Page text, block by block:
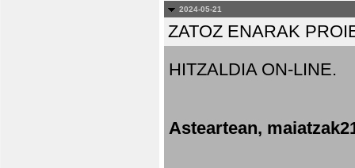
2024-05-21
ZATOZ ENARAK
HITZALDIA ON-LINE.
Asteartean,